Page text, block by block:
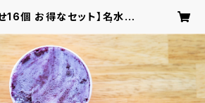
16個 お得なセット】名水育
ateria CICCI